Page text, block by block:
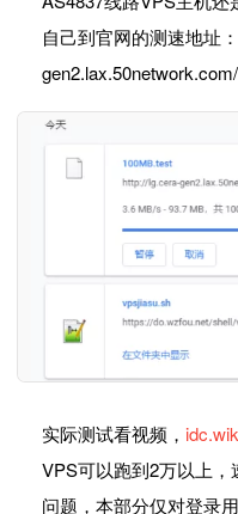
自己到官网的测速地址
gen2.lax.50network.com/
实际测试看视频，
VPS可以跑到2万以上
问题，本部分仅对登录用